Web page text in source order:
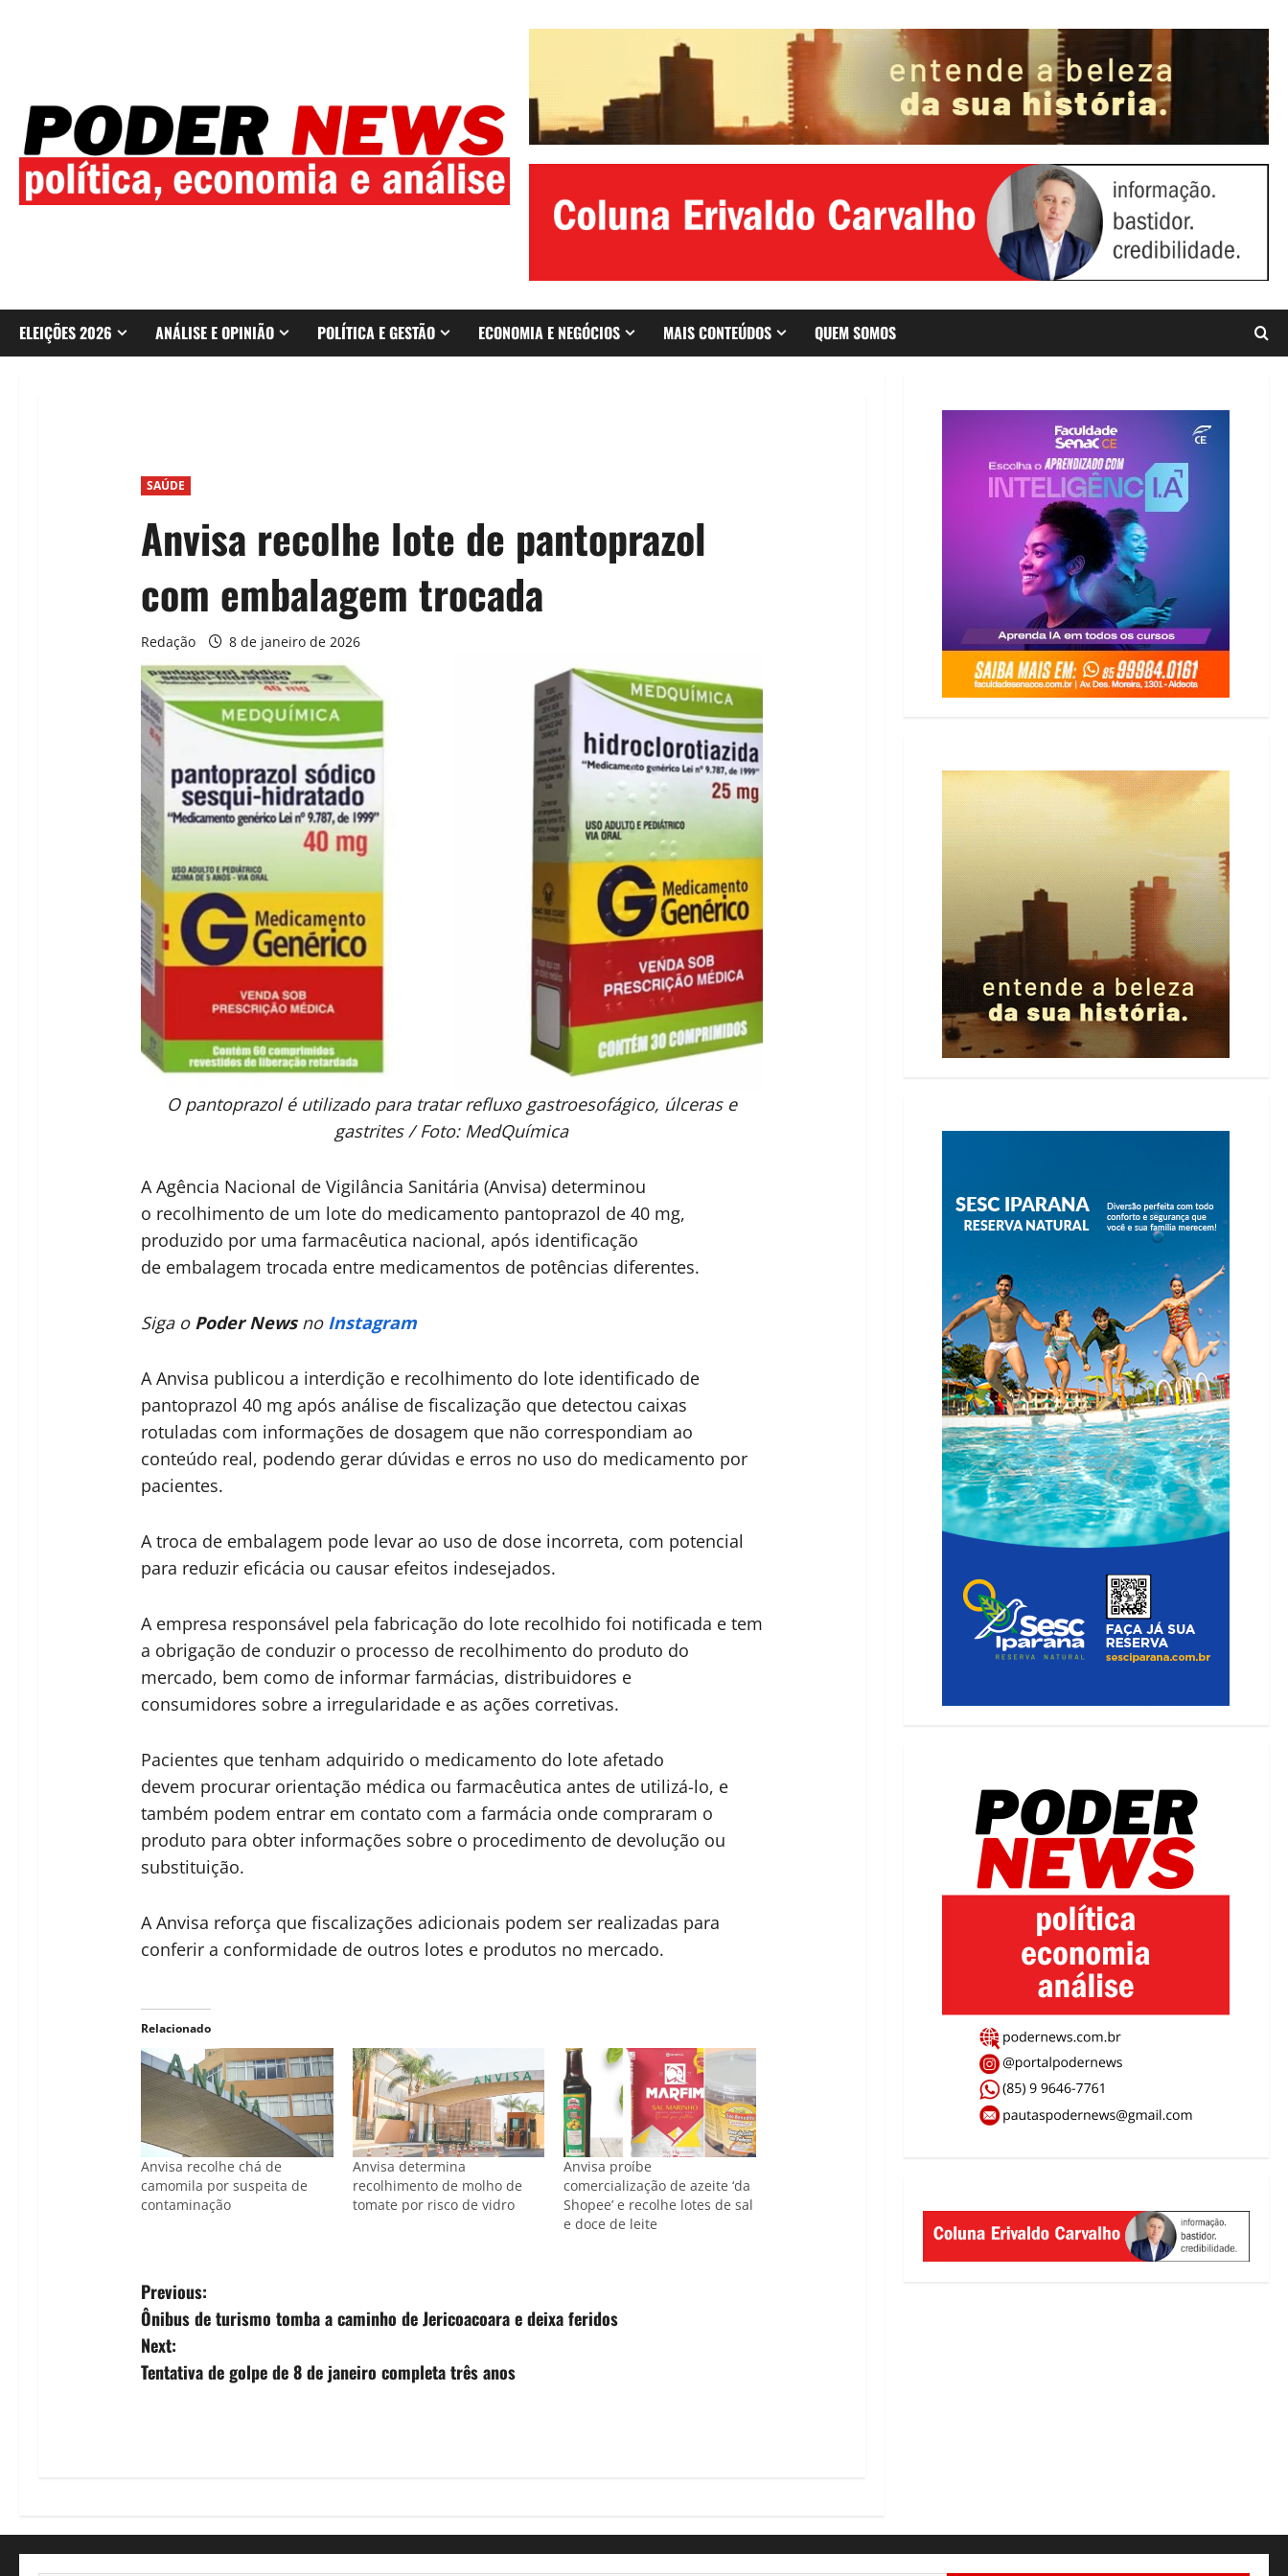
ELEIÇÕES 2026 ANÁLISE E OPINIÃO POLÍTICA E GESTÃO ECONOMIA E NEGÓCIOS MAIS CONTEÚDOS QUEM SOMOS
SAÚDE
Anvisa recolhe lote de pantoprazol
com embalagem trocada
Redação 8 de janeiro de 2026
O pantoprazol é utilizado para tratar refluxo gastroesofágico, úlceras e
gastrites / Foto: MedQuímica
A Agência Nacional de Vigilância Sanitária (Anvisa) determinou
o recolhimento de um lote do medicamento pantoprazol de 40 mg,
produzido por uma farmacêutica nacional, após identificação
de embalagem trocada entre medicamentos de potências diferentes.
Siga o Poder Newsno Instagram
A Anvisa publicou a interdição e recolhimento do lote identificado de
pantoprazol 40 mg após análise de fiscalização que detectou caixas
rotuladas com informações de dosagem que não correspondiam ao
conteúdo real, podendo gerar dúvidas e erros no uso do medicamento por
pacientes.
A troca de embalagem pode levar ao uso de dose incorreta, com potencial
para reduzir eficácia ou causar efeitos indesejados.
A empresa responsável pela fabricação do lote recolhido foi notificada e tem
a obrigação de conduzir o processo de recolhimento do produto do
mercado, bem como de informar farmácias, distribuidores e
consumidores sobre a irregularidade e as ações corretivas.
Pacientes que tenham adquirido o medicamento do lote afetado
devem procurar orientação médica ou farmacêutica antes de utilizá-lo, e
também podem entrar em contato com a farmácia onde compraram o
produto para obter informações sobre o procedimento de devolução ou
substituição.
A Anvisa reforça que fiscalizações adicionais podem ser realizadas para
conferir a conformidade de outros lotes e produtos no mercado.
Relacionado
Anvisa recolhe chá de
camomila por suspeita de
contaminação
Anvisa determina
recolhimento de molho de
tomate por risco de vidro
Anvisa proíbe
comercialização de azeite ‘da
Shopee’ e recolhe lotes de sal
e doce de leite
P
o
s
v
Previous:
Ônibus de turismo tomba a caminho de Jericoacoara e deixa feridos
Next:
Tentativa de golpe de 8 de janeiro completa três anos